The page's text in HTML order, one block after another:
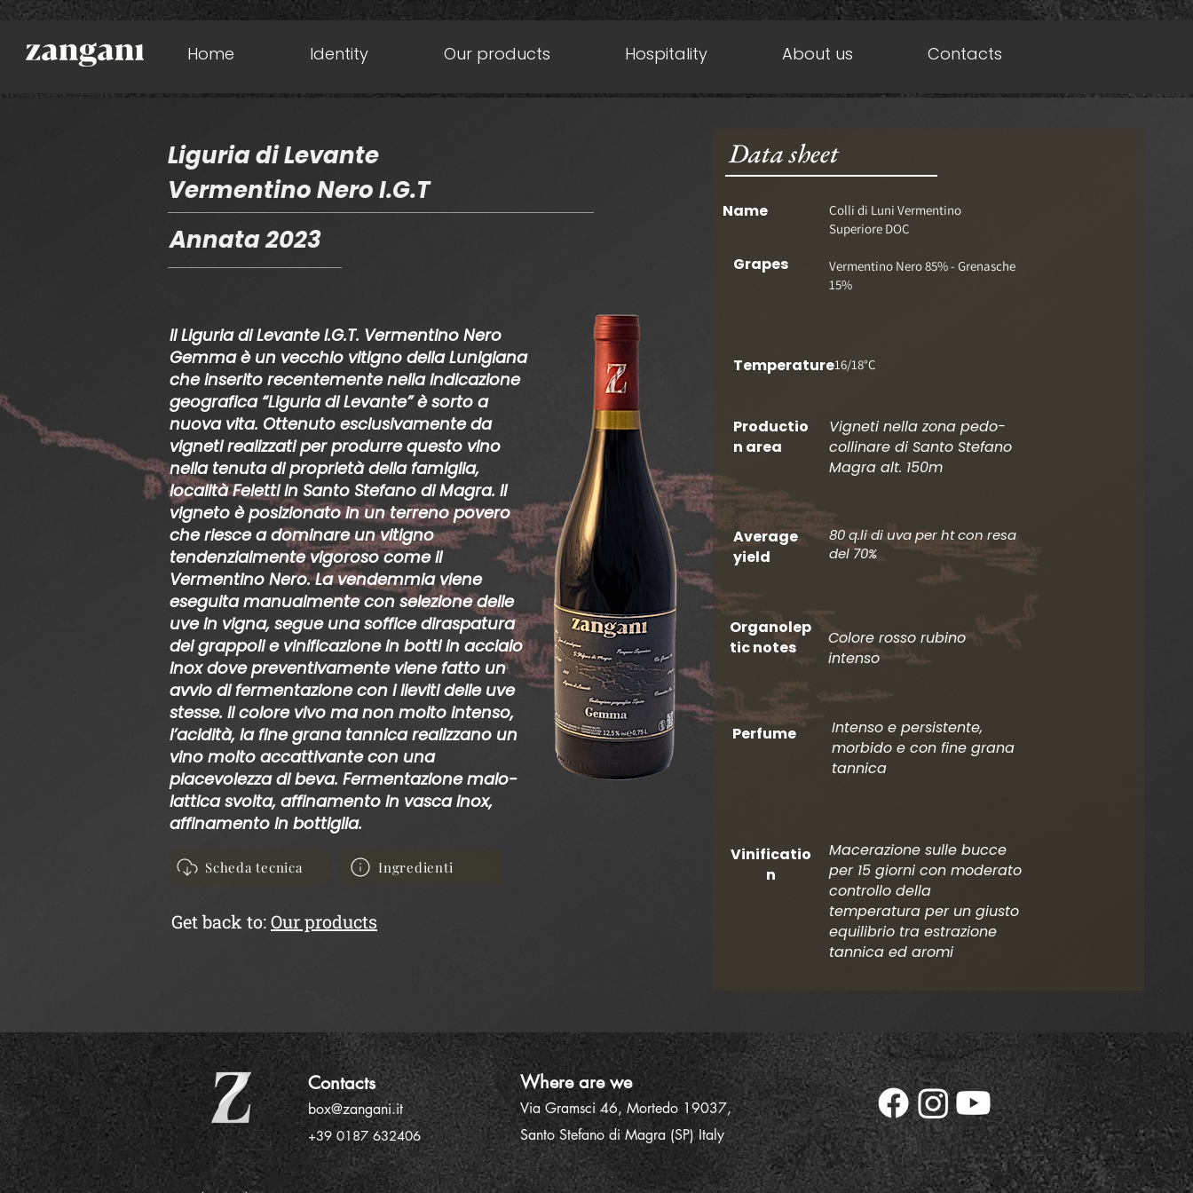
Home Identity Our products Hospitality About us Contacts
Liguria di Levante
Vermentino Nero I.G.T
Annata 2023
Il Liguria di Levante I.G.T. Vermentino Nero
Gemma è un vecchio vitigno della Lunigiana
che inserito recentemente nella indicazione
geografica “Liguria di Levante” è sorto a
nuova vita. Ottenuto esclusivamente da
vigneti realizzati per produrre questo vino
nella tenuta di proprietà della famiglia,
località Feletti in Santo Stefano di Magra. Il
vigneto è posizionato in un terreno povero
che riesce a dominare un vitigno
tendenzialmente vigoroso come il
Vermentino Nero. La vendemmia viene
eseguita manualmente con selezione delle
uve in vigna, segue una soffice diraspatura
dei grappoli e vinificazione in botti in acciaio
inox dove preventivamente viene fatto un
avvio di fermentazione con i lieviti delle uve
stesse. Il colore vivo ma non molto intenso,
l’acidità, la fine grana tannica realizzano un
vino molto accattivante con una
piacevolezza di beva. Fermentazione malo-
lattica svolta, affinamento in vasca inox,
affinamento in bottiglia.
Scheda tecnica Ingredienti
Get back to:Our products
Data sheet
Name
Colli di Luni Vermentino
Superiore DOC
Grapes
Vermentino Nero 85% - Grenasche
15%
Temperature16/18°C
Productio
n area
Vigneti nella zona pedo-
collinare di Santo Stefano
Magra alt. 150m
Average
yield
80 q.li di uva per ht con resa
del 70%
Organolep
tic notes
Colore rosso rubino
intenso
Perfume
Intenso e persistente,
morbido e con fine grana
tannica
Vinificatio
n
Macerazione sulle bucce
per 15 giorni con moderato
controllo della
temperatura per un giusto
equilibrio tra estrazione
tannica ed aromi
Contacts
box@zangani.it
+39 0187 632406
Where are we
Via Gramsci 46, Mortedo 19037,
Santo Stefanodi Magra (SP) Italy